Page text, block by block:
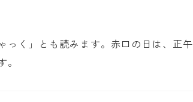
っく」とも読みます。赤口の日は、正午